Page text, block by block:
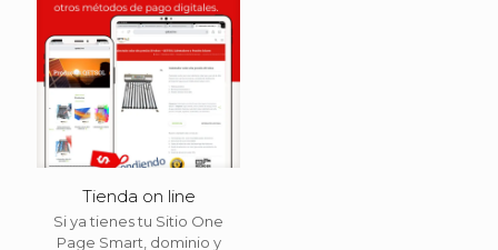
Tienda on line
Si ya tienes tu Sitio One
Page Smart, dominio y